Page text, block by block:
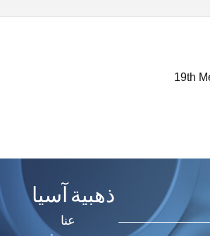
19th
ذهبية آسيا
عنا